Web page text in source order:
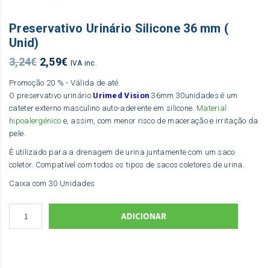
Preservativo Urinário Silicone 36 mm (
Unid)
3,24€ O
original
era:
3,24€.
2,59€O
atual
é:
2,59€.
IVA inc.
Promoção 20 % - Válida de até
O preservativo urinário Urimed Vision 36mm 30unidades é um
cateter externo masculino auto-aderente em silicone. Material
hipoalergénico e, assim, com menor risco de maceração e irritação da
pele.
É utilizado para a drenagem de urina juntamente com um saco
coletor. Compatível com todos os tipos de sacos coletores de urina.
Caixa com 30 Unidades
ADICIONAR